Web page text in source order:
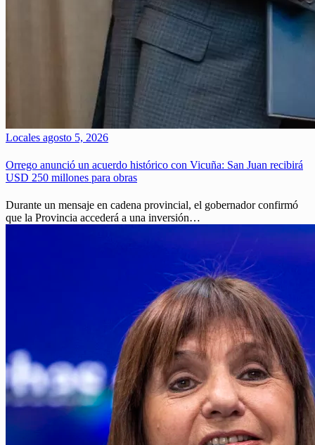
Locales agosto 5, 2026
Orrego anunció un acuerdo histórico con Vicuña: San Juan recibirá
USD 250 millones para obras
Durante un mensaje en cadena provincial, el gobernador confirmó
que la Provincia accederá a una inversión…